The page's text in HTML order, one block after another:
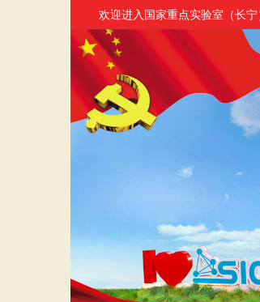
欢迎进入国家重点实验室（长宁